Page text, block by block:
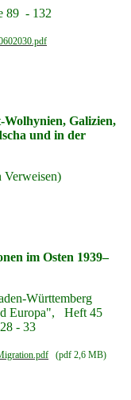
89 - 132
Wolhynien, Galizien,
und in der
Verweisen)
im Osten 1939–
Württemberg
Europa", Heft 45
- 33
(pdf 2,6 MB)